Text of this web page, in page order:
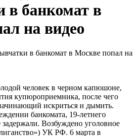
в банкомат в
на видео
человек в черном капюшоне,
купюроприемника, после чего
искриться и дымить.
банкомата, 19-летнего
Возбуждено уголовное
УК РФ. 6 марта в